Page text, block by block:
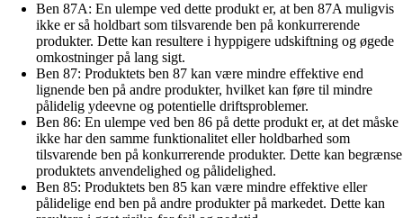
Ben 87A: En ulempe ved dette produkt er, at ben 87A muligvis
ikke er så holdbart som tilsvarende ben på konkurrerende
produkter. Dette kan resultere i hyppigere udskiftning og øgede
omkostninger på lang sigt.
Ben 87: Produktets ben 87 kan være mindre effektive end
lignende ben på andre produkter, hvilket kan føre til mindre
pålidelig ydeevne og potentielle driftsproblemer.
Ben 86: En ulempe ved ben 86 på dette produkt er, at det måske
ikke har den samme funktionalitet eller holdbarhed som
tilsvarende ben på konkurrerende produkter. Dette kan begrænse
produktets anvendelighed og pålidelighed.
Ben 85: Produktets ben 85 kan være mindre effektive eller
pålidelige end ben på andre produkter på markedet. Dette kan